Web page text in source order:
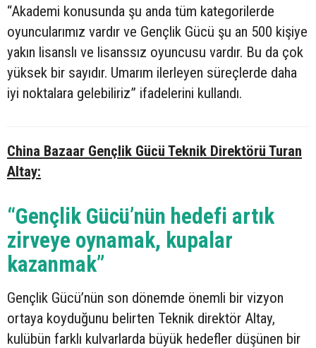
“Akademi konusunda şu anda tüm kategorilerde
oyuncularımız vardır ve Gençlik Gücü şu an 500 kişiye
yakın lisanslı ve lisanssız oyuncusu vardır. Bu da çok
yüksek bir sayıdır. Umarım ilerleyen süreçlerde daha
iyi noktalara gelebiliriz” ifadelerini kullandı.
China Bazaar Gençlik Gücü Teknik Direktörü Turan
Altay:
“Gençlik Gücü’nün hedefi artık
zirveye oynamak, kupalar
kazanmak”
Gençlik Gücü’nün son dönemde önemli bir vizyon
ortaya koyduğunu belirten Teknik direktör Altay,
kulübün farklı kulvarlarda büyük hedefler düşünen bir